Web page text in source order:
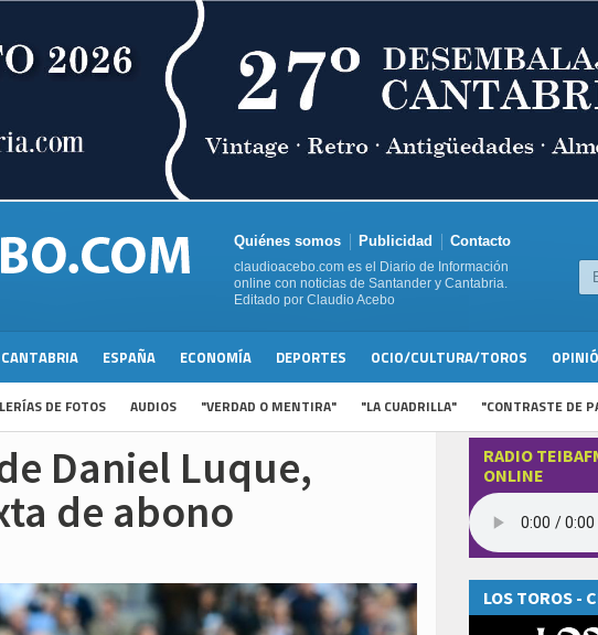
Quiénes somos Publicidad Contacto
claudioacebo.com es el Diario de Información
online con noticias de Santander y Cantabria.
Editado por Claudio Acebo
CANTABRIA ESPAÑA ECONOMÍA DEPORTES OCIO/CULTURA/TOROS
DE FOTOS AUDIOS "VERDAD O MENTIRA" "LA CUADRILLA" "CONTRASTE DE
Daniel Luque,
de abono
RADIO
ONLINE
LOS TOROS -